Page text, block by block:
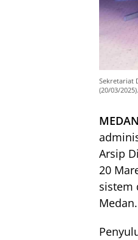
Sekretariat
(20/03/
Arsip
20
sistem
Medan.